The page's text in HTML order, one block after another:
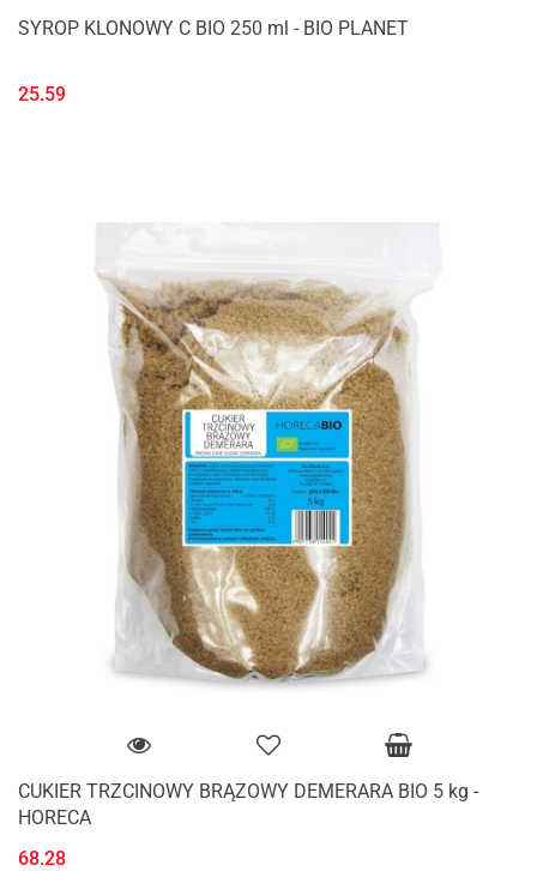
SYROP KLONOWY C BIO 250 ml - BIO PLANET
25.59
CUKIER TRZCINOWY BRĄZOWY DEMERARA BIO 5 kg -
HORECA
68.28